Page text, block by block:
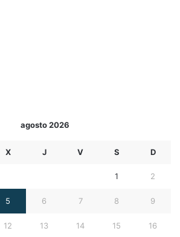
agosto 2026
X J V S D
1 2
5 6 7 8 9
12 13 14 15 16